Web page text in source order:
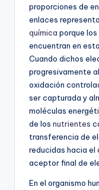
proporciones de
enlaces
química porque
encuentran en
Cuando dichos
progresivamente
oxidación
ser capturada y
moléculas
de los nutrientes
transferencia de
reducidas hacia el
aceptor final de
En el organismo